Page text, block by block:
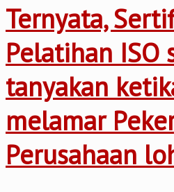
Ternyata,
Pelatihan ISO
tanyakan
melamar
Perusahaan